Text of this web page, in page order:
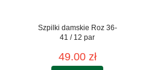
Szpilki damskie Roz 36-
41 / 12 par
49.00 zł